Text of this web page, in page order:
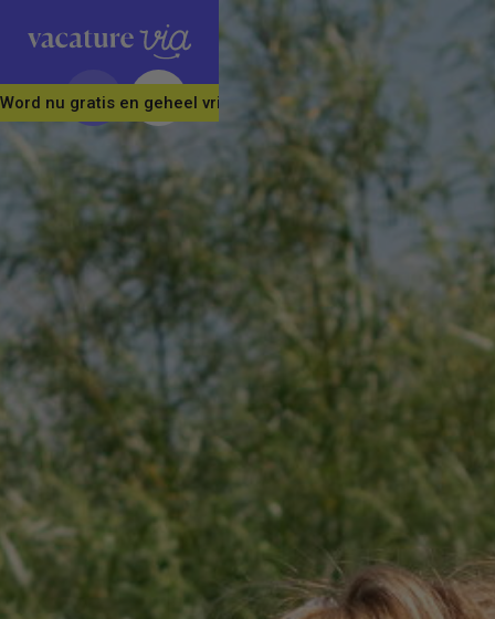
Word nu gratis en geheel vrijblijvend lid van ons Vacature Via